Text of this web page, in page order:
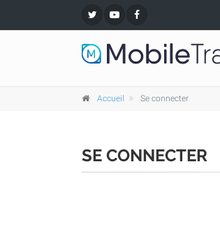
Accueil Se connecter
SE CONNECTER